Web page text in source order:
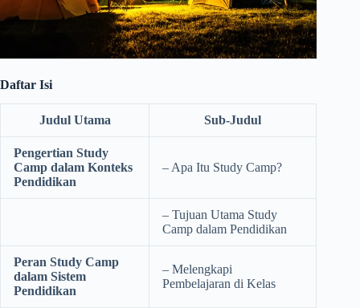
Daftar Isi
Judul Utama Sub-Judul
Pengertian Study
Camp dalam Konteks
Pendidikan
– Apa Itu Study Camp?
– Tujuan Utama Study
Camp dalam Pendidikan
Peran Study Camp
dalam Sistem
Pendidikan
– Melengkapi
Pembelajaran di Kelas